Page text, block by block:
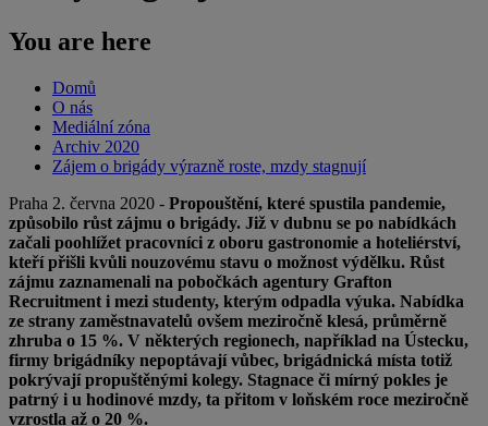
You are here
Domů
O nás
Mediální zóna
Archiv 2020
Zájem o brigády výrazně roste, mzdy stagnují
Praha 2. června 2020 - Propouštění, které spustila pandemie,
způsobilo růst zájmu o brigády. Již v dubnu se po nabídkách
začali poohlížet pracovníci z oboru gastronomie a hoteliérství,
kteří přišli kvůli nouzovému stavu o možnost výdělku. Růst
zájmu zaznamenali na pobočkách agentury Grafton
Recruitment i mezi studenty, kterým odpadla výuka. Nabídka
ze strany zaměstnavatelů ovšem meziročně klesá, průměrně
zhruba o 15 %. V některých regionech, například na Ústecku,
firmy brigádníky nepoptávají vůbec, brigádnická místa totiž
pokrývají propuštěnými kolegy. Stagnace či mírný pokles je
patrný i u hodinové mzdy, ta přitom v loňském roce meziročně
vzrostla až o 20 %.